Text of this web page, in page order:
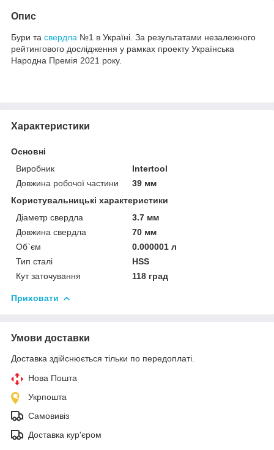
Опис
Бури та свердла №1 в Україні. За результатами незалежного
рейтингового дослідження у рамках проекту Українська
Народна Премія 2021 року.
Характеристики
Основні
Виробник
Intertool
Довжина робочої частини
39 мм
Користувальницькі характеристики
Діаметр свердла
3.7 мм
Довжина свердла
70 мм
Об`єм
0.000001 л
Тип сталі
HSS
Кут заточування
118 град
Приховати
Умови доставки
Доставка здійснюється тільки по передоплаті.
Нова Пошта
Укрпошта
Самовивіз
Доставка кур'єром